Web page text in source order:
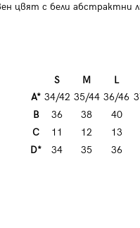
цвят с бели абстрактни
S M L
A* 34/42 35/44 36/46
B
36 38 40
C
11 12 13
D*
34 35 36